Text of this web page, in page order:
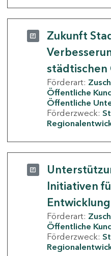
Zukunft
städtischen
Förderart:
Öffentliche
Öffentliche
Förderzweck:
Initiativen
Entwicklung
Förderart:
Öffentliche
Förderzweck: